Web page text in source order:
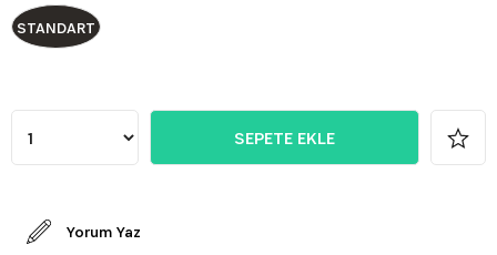
STANDART
Yorum Yaz